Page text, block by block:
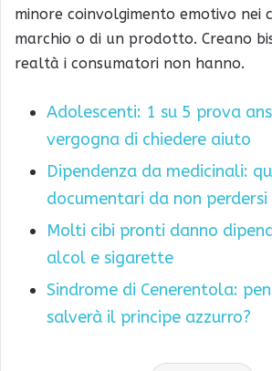
minore coinvolgimento emotivo nei
marchio o di un prodotto. Creano
realtà i consumatori non hanno.
Adolescenti: 1 su 5 prova
vergogna di chiedere aiuto
Dipendenza da medicinali:
documentari da non perdersi
Molti cibi pronti danno
alcol e sigarette
Sindrome di Cenerentola:
salverà il principe azzurro?